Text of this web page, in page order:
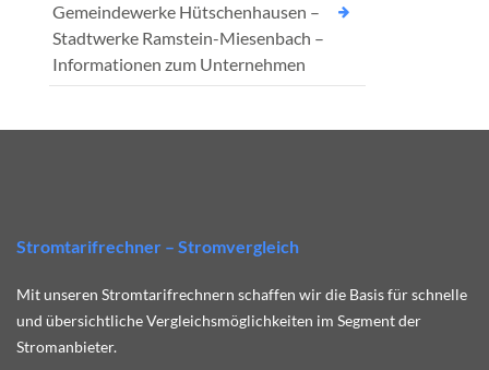
Gemeindewerke Hütschenhausen –
Stadtwerke Ramstein-Miesenbach –
Informationen zum Unternehmen
Stromtarifrechner – Stromvergleich
Mit unseren Stromtarifrechnern schaffen wir die Basis für schnelle
und übersichtliche Vergleichsmöglichkeiten im Segment der
Stromanbieter.